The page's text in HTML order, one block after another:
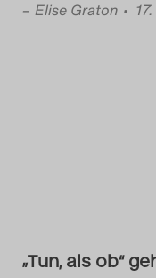
– Elise Graton •
„Tun, als ob“